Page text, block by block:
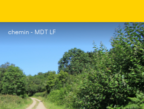
chemin - MDT LF